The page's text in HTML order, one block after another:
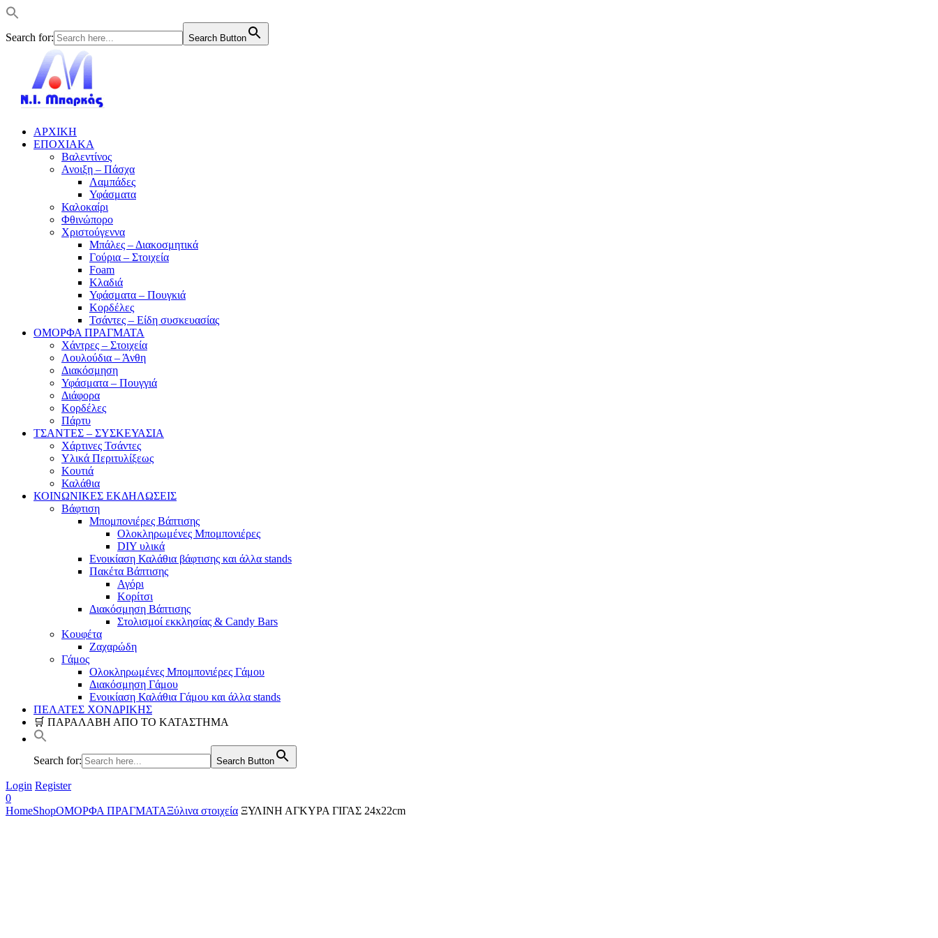
Search for: Search Button
ΑΡΧΙΚΗ
ΕΠΟΧΙΑΚΑ
Βαλεντίνος
Ανοιξη – Πάσχα
Λαμπάδες
Υφάσματα
Καλοκαίρι
Φθινώπορο
Χριστούγεννα
Μπάλες – Διακοσμητικά
Γούρια – Στοιχεία
Foam
Κλαδιά
Υφάσματα – Πουγκιά
Κορδέλες
Τσάντες – Είδη συσκευασίας
ΟΜΟΡΦΑ ΠΡΑΓΜΑΤΑ
Χάντρες – Στοιχεία
Λουλούδια – Άνθη
Διακόσμηση
Υφάσματα – Πουγγιά
Διάφορα
Κορδέλες
Πάρτυ
ΤΣΑΝΤΕΣ – ΣΥΣΚΕΥΑΣΙΑ
Χάρτινες Τσάντες
Υλικά Περιτυλίξεως
Κουτιά
Καλάθια
ΚΟΙΝΩΝΙΚΕΣ ΕΚΔΗΛΩΣΕΙΣ
Βάφτιση
Μπομπονιέρες Βάπτισης
Ολοκληρωμένες Μπομπονιέρες
DIY υλικά
Ενοικίαση Καλάθια βάφτισης και άλλα stands
Πακέτα Βάπτισης
Αγόρι
Κορίτσι
Διακόσμηση Βάπτισης
Στολισμοί εκκλησίας & Candy Bars
Κουφέτα
Ζαχαρώδη
Γάμος
Ολοκληρωμένες Μπομπονιέρες Γάμου
Διακόσμηση Γάμου
Ενοικίαση Καλάθια Γάμου και άλλα stands
ΠΕΛΑΤΕΣ ΧΟΝΔΡΙΚΗΣ
🛒 ΠΑΡΑΛΑΒΗ ΑΠΟ ΤΟ ΚΑΤΑΣΤΗΜΑ
Search for: Search Button
Login Register
0
HomeShopΟΜΟΡΦΑ ΠΡΑΓΜΑΤΑΞύλινα στοιχεία ΞΥΛΙΝΗ ΑΓΚΥΡΑ ΓΙΓΑΣ 24x22cm